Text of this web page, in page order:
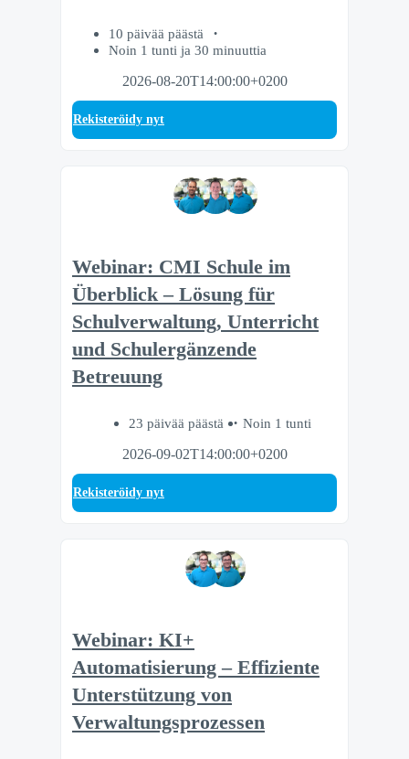
10 päivää päästä
Noin 1 tunti ja 30 minuuttia
2026-08-20T14:00:00+0200
Rekisteröidy nyt
Webinar: CMI Schule im
Überblick – Lösung für
Schulverwaltung, Unterricht
und Schulergänzende
Betreuung
23 päivää päästä
Noin 1 tunti
2026-09-02T14:00:00+0200
Rekisteröidy nyt
Webinar: KI+
Automatisierung – Effiziente
Unterstützung von
Verwaltungsprozessen